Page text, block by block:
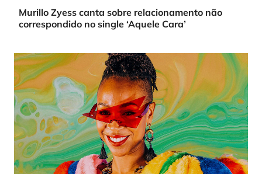
Murillo Zyess canta sobre relacionamento não
correspondido no single ‘Aquele Cara’